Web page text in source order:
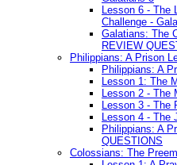
Lesson 6 - The
Challenge -
Galatians: The
REVIEW
Philippians: A Prison
Philippians: A
Lesson 1: The
Lesson 2 - The
Lesson 3 - The
Lesson 4 - The
Philippians: A
QUESTIONS
Colossians: The